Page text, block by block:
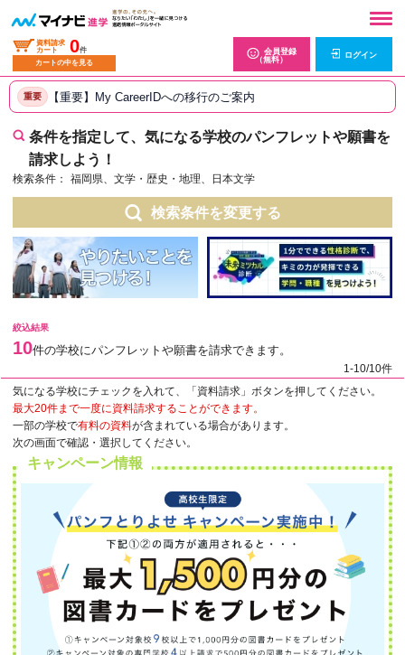
資料請求
カート
0件
カートの中を見る
会員登録
（無料）
ログイン
重要 【重要】My CareerIDへの移行のご案内
条件を指定して、気になる学校のパンフレットや願書を
請求しよう！
検索条件： 福岡県、文学・歴史・地理、日本文学
検索条件を変更する
絞込結果
10件の学校にパンフレットや願書を請求できます。
1-10/10件
気になる学校にチェックを入れて、「資料請求」ボタンを押してください。
最大20件まで一度に資料請求することができます。
一部の学校で有料の資料が含まれている場合があります。
次の画面で確認・選択してください。
キャンペーン情報